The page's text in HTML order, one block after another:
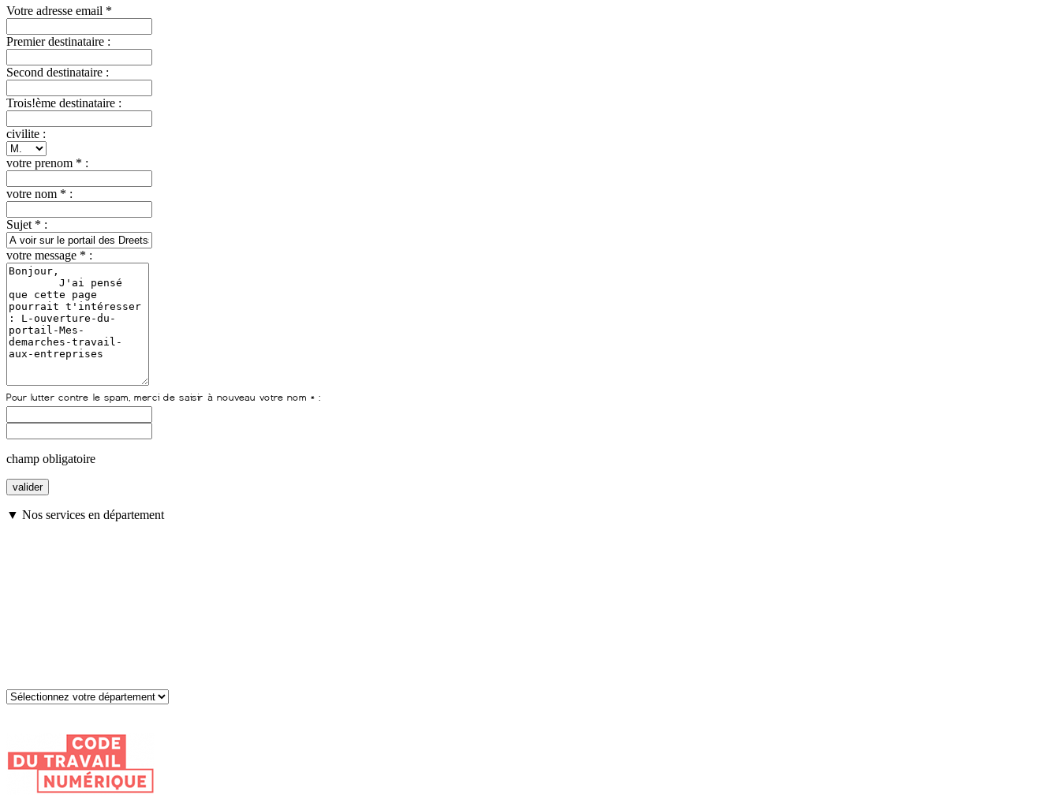
Votre adresse email *
Premier destinataire :
Second destinataire :
Trois!ème destinataire :
civilite :
votre prenom * :
votre nom * :
Sujet * :
votre message * :
champ obligatoire
▼ Nos services en département